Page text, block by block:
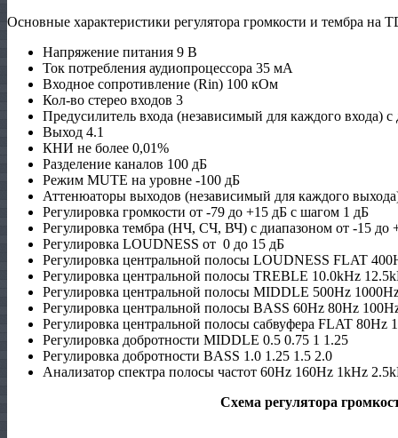
Основные характеристики регулятора громкости и тембра на
Напряжение питания 9 В
Ток потребления аудиопроцессора 35 мА
Входное сопротивление (Rin) 100 кОм
Кол-во стерео входов 3
Предусилитель входа (независимый для каждого входа)
Выход 4.1
КНИ не более 0,01%
Разделение каналов 100 дБ
Режим MUTE на уровне -100 дБ
Аттенюаторы выходов (независимый для каждого
Регулировка громкости от -79 до +15 дБ с шагом 1 дБ
Регулировка тембра (НЧ, СЧ, ВЧ) с диапазоном от -15 до
Регулировка LOUDNESS от 0 до 15 дБ
Регулировка центральной полосы LOUDNESS FLAT
Регулировка центральной полосы TREBLE 10.0kHz
Регулировка центральной полосы MIDDLE 500Hz
Регулировка центральной полосы BASS 60Hz 80Hz
Регулировка центральной полосы сабвуфера FLAT 80Hz
Регулировка добротности MIDDLE 0.5 0.75 1 1.25
Регулировка добротности BASS 1.0 1.25 1.5 2.0
Анализатор спектра полосы частот 60Hz 160Hz 1kHz
Схема регулятора